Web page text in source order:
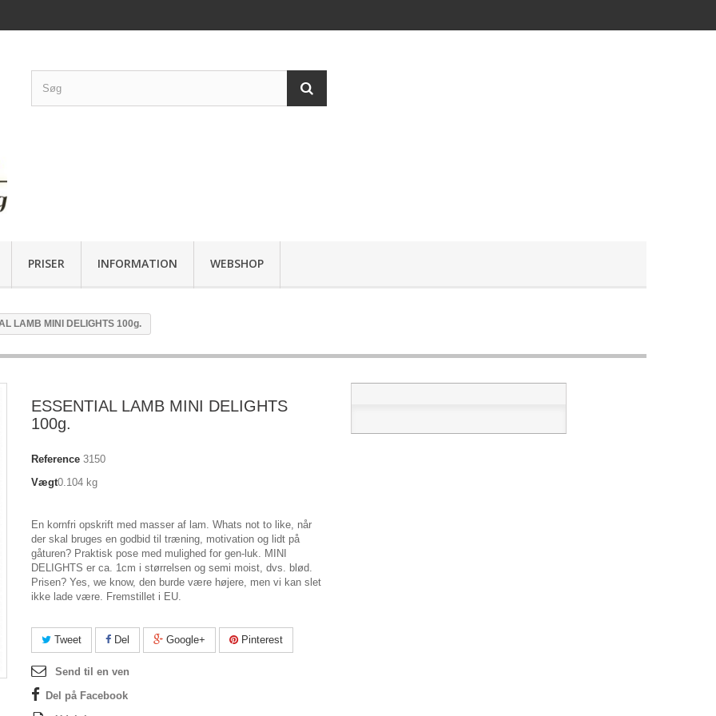
PRISER INFORMATION WEBSHOP
LAMB MINI DELIGHTS 100g.
ESSENTIAL LAMB MINI DELIGHTS
100g.
Reference 3150
Vægt0.104 kg
En kornfri opskrift med masser af lam. Whats not to like, når
der skal bruges en godbid til træning, motivation og lidt på
gåturen? Praktisk pose med mulighed for gen-luk. MINI
DELIGHTS er ca. 1cm i størrelsen og semi moist, dvs. blød.
Prisen? Yes, we know, den burde være højere, men vi kan slet
ikke lade være. Fremstillet i EU.
Tweet Del Google+ Pinterest
Send til en ven
Del på Facebook